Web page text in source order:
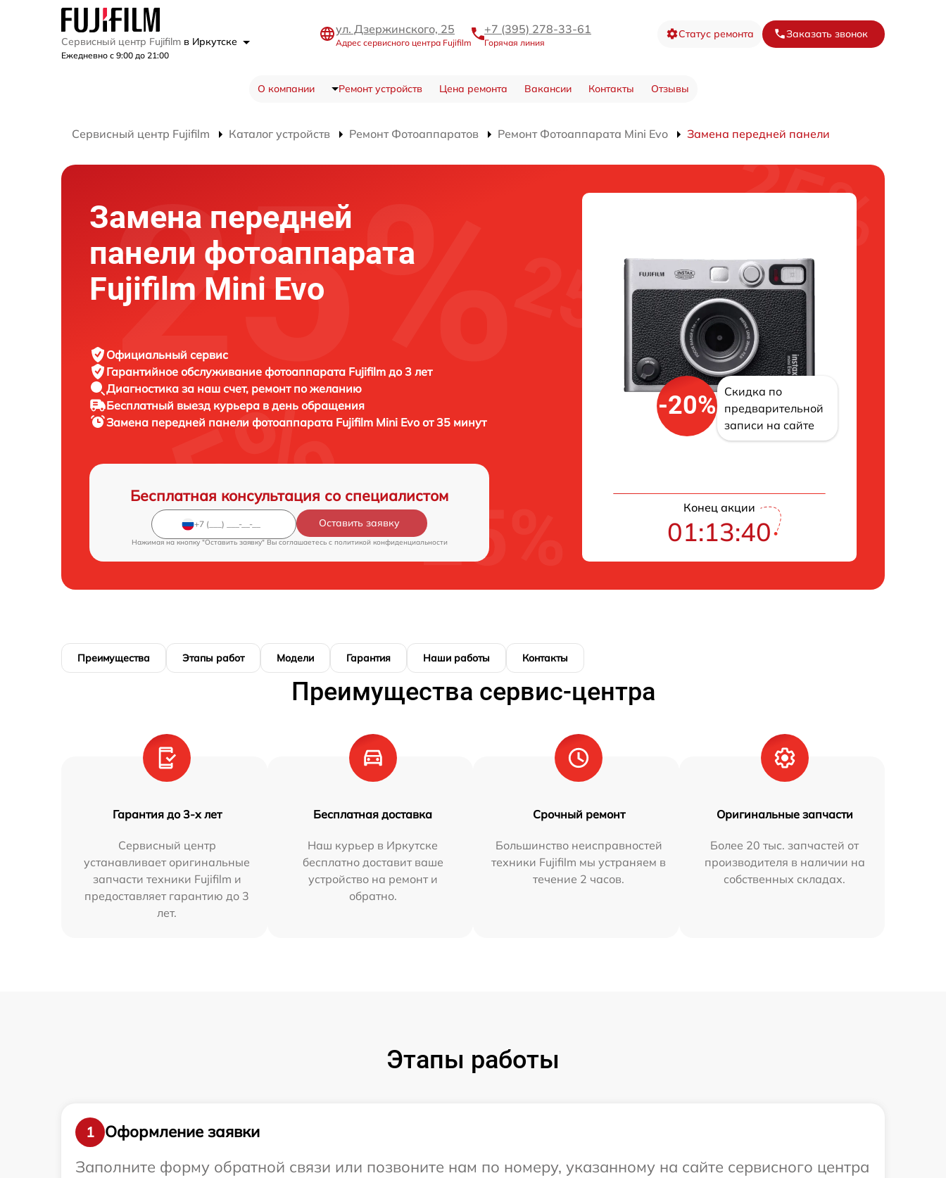
Сервисный центр Fujifilm в Иркутске
Ежедневно с 9:00 до 21:00
ул. Дзержинского, 25
Адрес сервисного центра Fujifilm
+7 (395) 278-33-61
Горячая линия
Статус ремонта Заказать звонок
О компании Ремонт устройств Цена ремонта Вакансии Контакты Отзывы
Сервисный центр Fujifilm Каталог устройств Ремонт Фотоаппаратов Ремонт Фотоаппарата Mini Evo Замена передней панели
Замена передней
панели фотоаппарата
Fujifilm Mini Evo
Официальный сервис
Гарантийное обслуживание фотоаппарата Fujifilm до 3 лет
Диагностика за наш счет, ремонт по желанию
Бесплатный выезд курьера в день обращения
Замена передней панели фотоаппарата Fujifilm Mini Evo от 35 минут
Бесплатная консультация со специалистом
Оставить заявку
Нажимая на кнопку "Оставить заявку" Вы соглашаетесь c политикой конфиденциальности
-20%
Скидка по
предварительной
записи на сайте
Конец акции
01:13:39
Преимущества Этапы работ Модели Гарантия Наши работы Контакты
Преимущества сервис-центра
Гарантия до 3-х лет
Сервисный центр
устанавливает оригинальные
запчасти техники Fujifilm и
предоставляет гарантию до 3
лет.
Бесплатная доставка
Наш курьер в Иркутске
бесплатно доставит ваше
устройство на ремонт и
обратно.
Срочный ремонт
Большинство неисправностей
техники Fujifilm мы устраняем в
течение 2 часов.
Оригинальные запчасти
Более 20 тыс. запчастей от
производителя в наличии на
собственных складах.
Этапы работы
1
Оформление заявки
Заполните форму обратной связи или позвоните нам по номеру, указанному на сайте сервисного центра